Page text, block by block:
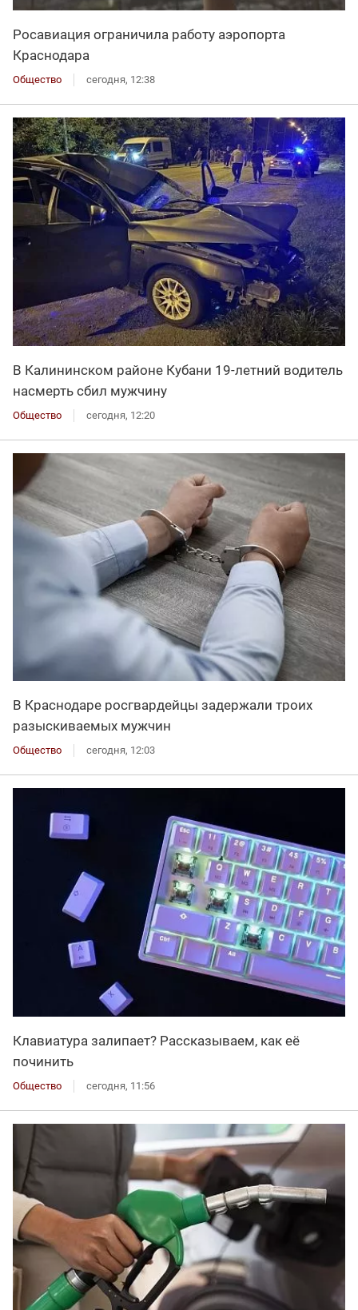
Росавиация ограничила работу аэропорта
Краснодара
Общество сегодня, 12:38
В Калининском районе Кубани 19-летний водитель
насмерть сбил мужчину
Общество сегодня, 12:20
В Краснодаре росгвардейцы задержали троих
разыскиваемых мужчин
Общество сегодня, 12:03
Клавиатура залипает? Рассказываем, как её
починить
Общество сегодня, 11:56